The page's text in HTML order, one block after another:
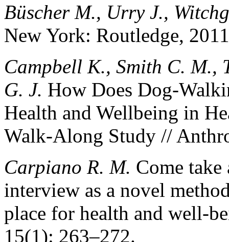
Büscher M., Urry J.,
New York: Routledge,
Campbell K., Smith C. M.,
G. J. How Does Dog-
Health and Wellbeing in
Walk-Along Study //
Carpiano R. M. Come
interview as a novel
place for health and well-
15(1): 263–272.